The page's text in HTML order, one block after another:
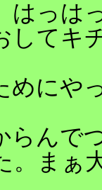
はっは
してキ
めにや
らんで
。まぁ